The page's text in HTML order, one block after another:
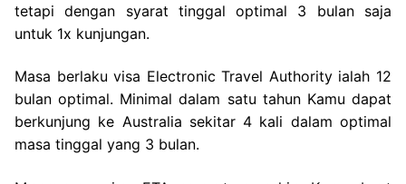
tetapi dengan syarat tinggal optimal 3 bulan saja
untuk 1x kunjungan.
Masa berlaku visa Electronic Travel Authority ialah 12
bulan optimal. Minimal dalam satu tahun Kamu dapat
berkunjung ke Australia sekitar 4 kali dalam optimal
masa tinggal yang 3 bulan.